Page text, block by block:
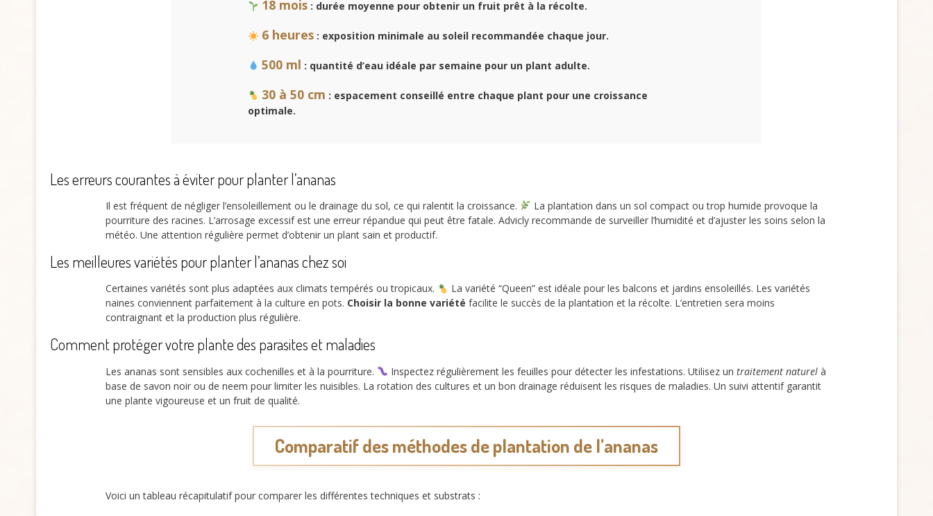
18 mois: durée moyenne pour obtenir un fruit prêt à la récolte.
6 heures: exposition minimale au soleil recommandée chaque jour.
500 ml : quantité d’eau idéale par semaine pour un plant adulte.
30 à 50 cm : espacement conseillé entre chaque plant pour une croissance
optimale.
Les erreurs courantes à éviter pour planter l’ananas
Il est fréquent de négliger l’ensoleillement ou le drainage du sol, ce qui ralentit la croissance.
La plantation dans un sol compact ou trop humide provoque la
pourriture des racines. L’arrosage excessif est une erreur répandue qui peut être fatale. Advicly recommande de surveiller l’humidité et d’ajuster les soins selon la
météo. Une attention régulière permet d’obtenir un plant sain et productif.
Les meilleures variétés pour planter l’ananas chez soi
Certaines variétés sont plus adaptées aux climats tempérés ou tropicaux.
La variété “Queen” est idéale pour les balcons et jardins ensoleillés. Les variétés
naines conviennent parfaitement à la culture en pots. Choisir la bonne variété facilite le succès de la plantation et la récolte. L’entretien sera moins
contraignant et la production plus régulière.
Comment protéger votre plante des parasites et maladies
Les ananas sont sensibles aux cochenilles et à la pourriture. Inspectez régulièrement les feuilles pour détecter les infestations. Utilisez un traitement naturelà
base de savon noir ou de neem pour limiter les nuisibles. La rotation des cultures et un bon drainage réduisent les risques de maladies. Un suivi attentif garantit
une plante vigoureuse et un fruit de qualité.
Comparatif des méthodes de plantation de l’ananas
Voici un tableau récapitulatif pour comparer les différentes techniques et substrats :